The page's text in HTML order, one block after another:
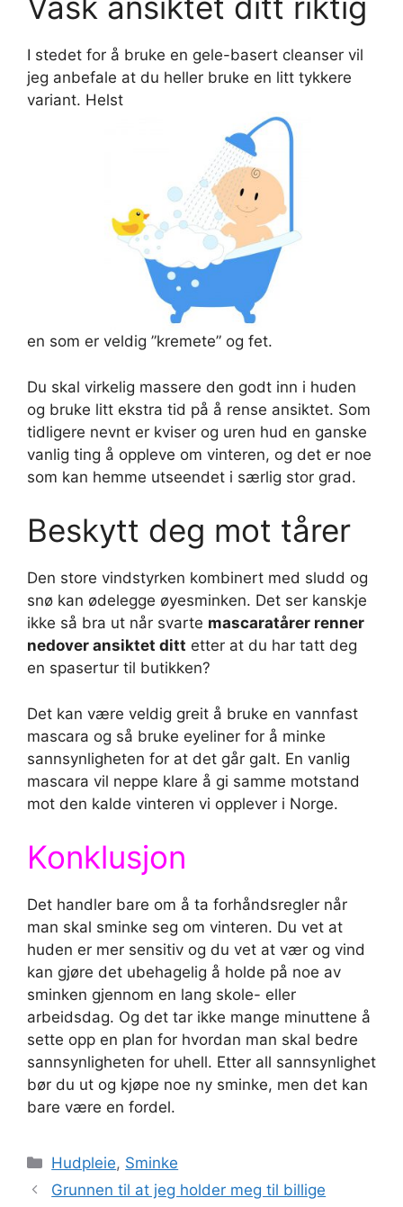
I stedet for å bruke en gele-basert cleanser vil
jeg anbefale at du heller bruke en litt tykkere
variant. Helst
en som er veldig ”kremete” og fet.
Du skal virkelig massere den godt inn i huden
og bruke litt ekstra tid på å rense ansiktet. Som
tidligere nevnt er kviser og uren hud en ganske
vanlig ting å oppleve om vinteren, og det er noe
som kan hemme utseendet i særlig stor grad.
Beskytt deg mot tårer
Den store vindstyrken kombinert med sludd og
snø kan ødelegge øyesminken. Det ser kanskje
ikke så bra ut når svarte mascaratårer renner
nedover ansiktet ditt etter at du har tatt deg
en spasertur til butikken?
Det kan være veldig greit å bruke en vannfast
mascara og så bruke eyeliner for å minke
sannsynligheten for at det går galt. En vanlig
mascara vil neppe klare å gi samme motstand
mot den kalde vinteren vi opplever i Norge.
Konklusjon
Det handler bare om å ta forhåndsregler når
man skal sminke seg om vinteren. Du vet at
huden er mer sensitiv og du vet at vær og vind
kan gjøre det ubehagelig å holde på noe av
sminken gjennom en lang skole- eller
arbeidsdag. Og det tar ikke mange minuttene å
sette opp en plan for hvordan man skal bedre
sannsynligheten for uhell. Etter all sannsynlighet
bør du ut og kjøpe noe ny sminke, men det kan
bare være en fordel.
Kategorier
Hudpleie, Sminke
Grunnen til at jeg holder meg til billige